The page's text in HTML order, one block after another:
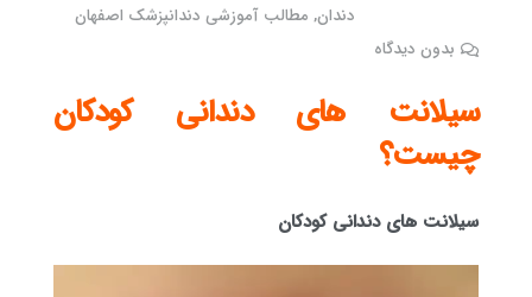
دندان, مطالب آموزشی دندانپزشک اصفهان
بدون دیدگاه
سیلانت های دندانی کودکان
چیست؟
سیلانت های دندانی کودکان